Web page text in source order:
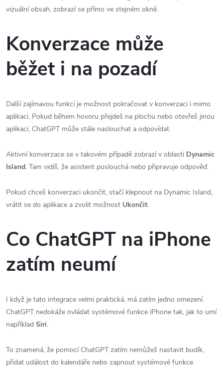
vizuální obsah, zobrazí se přímo ve stejném okně.
Konverzace může
běžet i na pozadí
Další zajímavou funkcí je možnost pokračovat v konverzaci i mimo
aplikaci. Pokud během hovoru přejdeš na plochu nebo otevřeš jinou
aplikaci, ChatGPT může stále naslouchat a odpovídat.
Aktivní konverzace se v takovém případě zobrazí v oblasti Dynamic
Island. Tam vidíš, že asistent poslouchá nebo připravuje odpověď.
Pokud chceš konverzaci ukončit, stačí klepnout na Dynamic Island,
vrátit se do aplikace a zvolit možnost Ukončit.
Co ChatGPT na iPhone
zatím neumí
I když je tato integrace velmi praktická, má zatím jedno omezení.
ChatGPT nedokáže ovládat systémové funkce iPhone tak, jak to umí
například Siri.
To znamená, že pomocí ChatGPT zatím nemůžeš nastavit budík,
přidat událost do kalendáře nebo zapnout systémové funkce